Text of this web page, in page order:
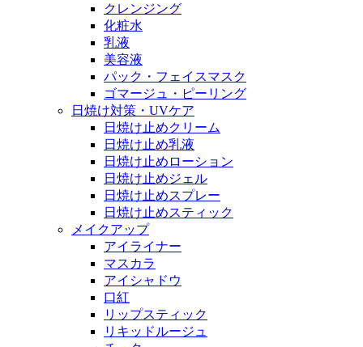
クレンジング
化粧水
乳液
美容液
パック・フェイスマスク
ゴマージュ・ピーリング
日焼け対策・UVケア
日焼け止めクリーム
日焼け止め乳液
日焼け止めローション
日焼け止めジェル
日焼け止めスプレー
日焼け止めスティック
メイクアップ
アイライナー
マスカラ
アイシャドウ
口紅
リップスティック
リキッドルージュ